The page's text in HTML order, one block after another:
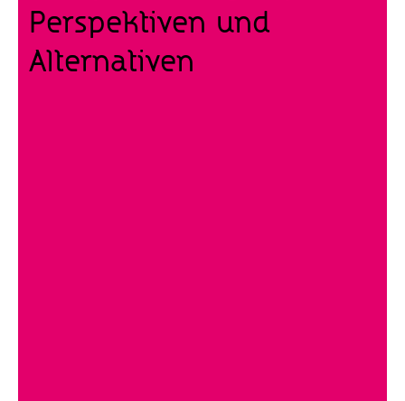
Perspektiven und
Alternativen